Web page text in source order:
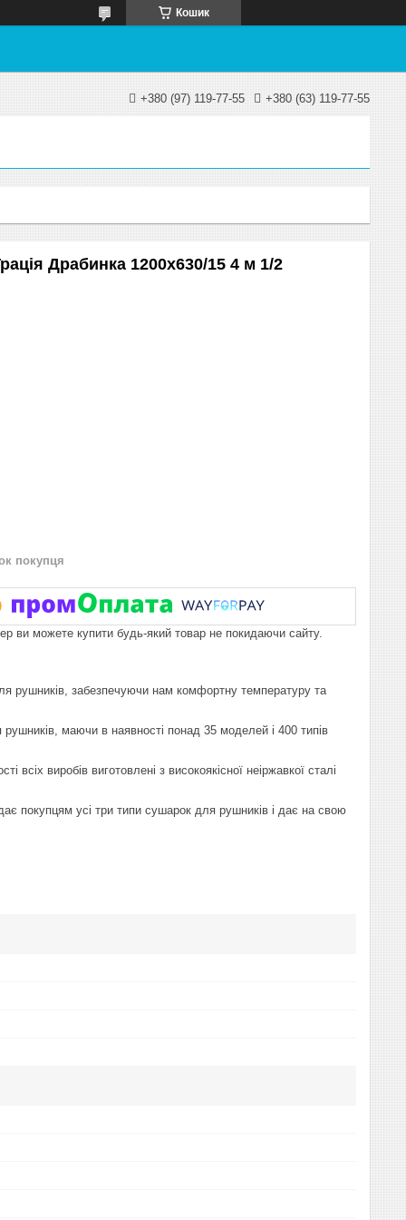
Кошик
+380 (97) 119-77-55 +380 (63) 119-77-55
Драбинка 1200х630/15 4 м 1/2
покупця
ви можете купити будь-який товар не покидаючи сайту.
рушників, забезпечуючи нам комфортну температуру та
маючи в наявності понад 35 моделей і 400 типів
виробів виготовлені з високоякісної неіржавкої сталі
покупцям усі три типи сушарок для рушників і дає на свою